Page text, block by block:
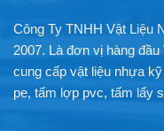
Công Ty TNHH Vật Liệu
2007. Là đơn vị hàng
cung cấp vật liệu nhựa
pe, tấm lợp pvc, tấm lấy